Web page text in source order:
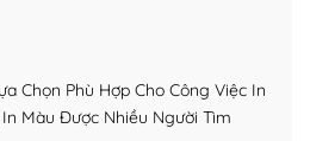
Chọn Phù Hợp Cho Công Việc In
Màu Được Nhiều Người Tìm